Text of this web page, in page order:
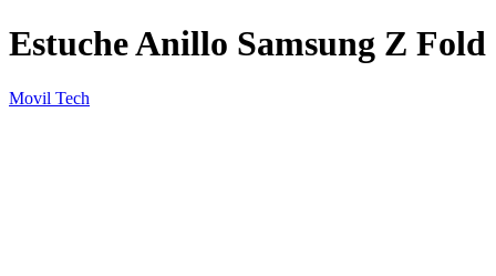
Estuche Anillo Samsung Z Fold
Movil Tech